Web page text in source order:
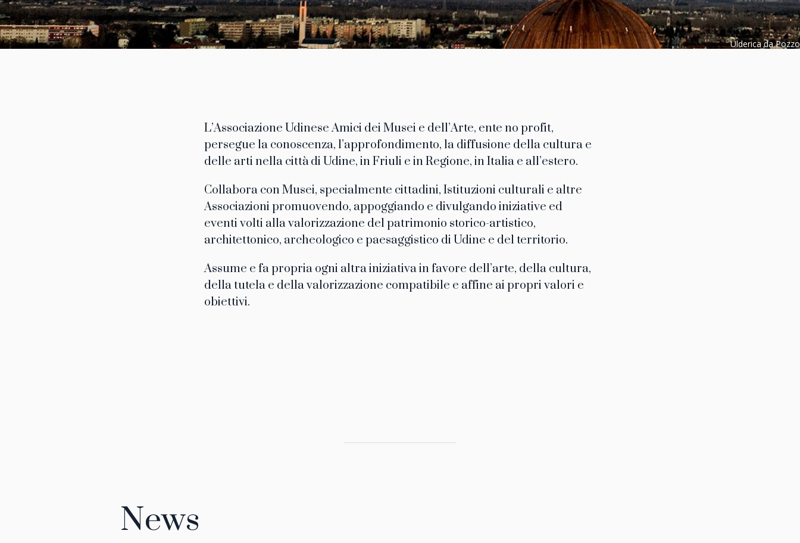
Ulderica da Pozzo
L’Associazione Udinese Amici dei Musei e dell’Arte, ente no profit,
persegue la conoscenza, l’approfondimento, la diffusione della cultura e
delle arti nella città di Udine, in Friuli e in Regione, in Italia e all’estero.
Collabora con Musei, specialmente cittadini, Istituzioni culturali e altre
Associazioni promuovendo, appoggiando e divulgando iniziative ed
eventi volti alla valorizzazione del patrimonio storico-artistico,
architettonico, archeologico e paesaggistico di Udine e del territorio.
Assume e fa propria ogni altra iniziativa in favore dell’arte, della cultura,
della tutela e della valorizzazione compatibile e affine ai propri valori e
obiettivi.
News